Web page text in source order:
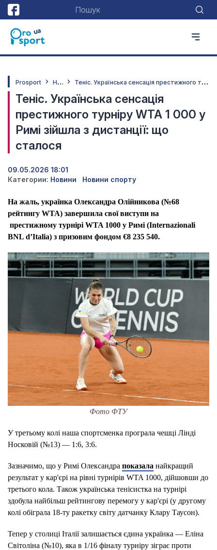
Prosport Н
овини Т
еніс. Українська сенсація престижного турніру WTA 1 000 у Римі зійшла з дистанції: що сталося
Теніс. Українська сенсація
престижного турніру WTA 1 000 у
Римі зійшла з дистанції: що
сталося
09.05.2026 18:01
Категории: Новини Новини спорту
На жаль, українка Олександра Олійникова (№68
рейтингу WTA) завершила свої виступи на
престижному турнірі WTA 1000 у Римі (Internazionali
BNL d’Italia) з призовим фондом €8 235 540.
Фото ФТУ
У третьому колі наша спортсменка програла чешці Лінді
Носковій (№13) — 1:6, 3:6.
Зазначимо, що у Римі Олександра показала найкращий
результат у кар'єрі на рівні турнірів WTA 1000, дійшовши до
третього кола. Також українська тенісистка на турнірі
здобула найбільш рейтингову перемогу у кар'єрі (у другому
колі обіграла 18-ту ракетку світу датчанку Клару Таусон).
Тепер у столиці Італії залишається єдина українка — Еліна
Світоліна (№10), яка в 1/16 фіналу турніру зіграє проти